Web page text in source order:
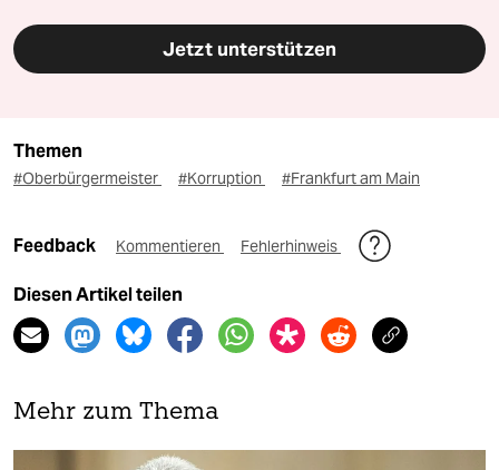
Jetzt unterstützen
Themen
#Oberbürgermeister #Korruption #Frankfurt am Main
Feedback Kommentieren Fehlerhinweis
Diesen Artikel teilen
Mehr zum Thema